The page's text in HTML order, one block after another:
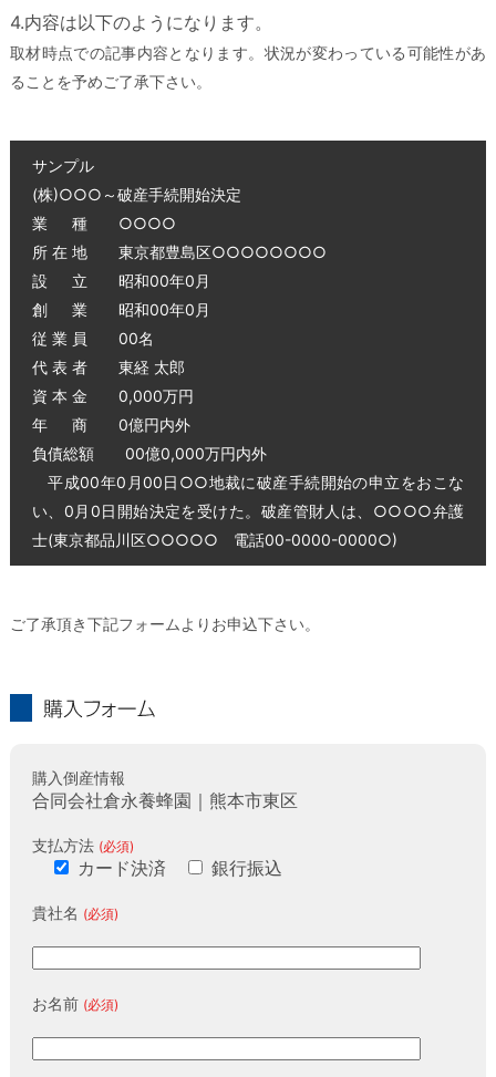
4.内容は以下のようになります。
取材時点での記事内容となります。状況が変わっている可能性があ
ることを予めご了承下さい。
サンプル
(株)○○○～破産手続開始決定
業 種 ○○○○
所 在 地 東京都豊島区○○○○○○○○
設 立 昭和00年0月
創 業 昭和00年0月
従 業 員 00名
代 表 者 東経 太郎
資 本 金 0,000万円
年 商 0億円内外
負債総額 00億0,000万円内外
平成00年0月00日○○地裁に破産手続開始の申立をおこな
い、0月0日開始決定を受けた。破産管財人は、○○○○弁護
士(東京都品川区○○○○○ 電話00-0000-0000○)
ご了承頂き下記フォームよりお申込下さい。
購入倒産情報
合同会社倉永養蜂園｜熊本市東区
支払方法 (必須)
カード決済 銀行振込
貴社名 (必須)
お名前 (必須)